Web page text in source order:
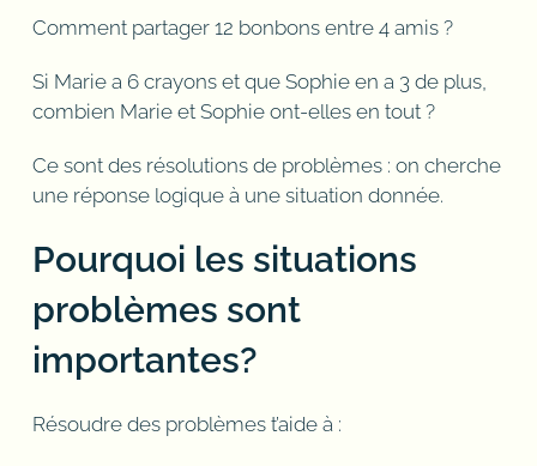
Comment partager 12 bonbons entre 4 amis ?
Si Marie a 6 crayons et que Sophie en a 3 de plus,
combien Marie et Sophie ont-elles en tout ?
Ce sont des résolutions de problèmes : on cherche
une réponse logique à une situation donnée.
Pourquoi les situations
problèmes sont
importantes?
Résoudre des problèmes t’aide à :